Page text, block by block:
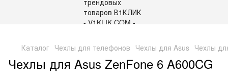
Каталог Чехлы для телефонов Чехлы для Asus Чехлы
Чехлы для Asus ZenFone 6 A600CG